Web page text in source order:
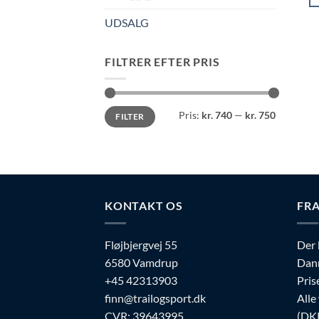
UDSALG
FILTRER EFTER PRIS
Mindste
pris
Højeste
prisFILTER Pris: kr. 740 — kr. 750
KONTAKT OS
Fløjbjergvej 55
6580 Vamdrup
+45 42313903
finn@trailogsport.dk
CVR: 39643995
Der
Alle